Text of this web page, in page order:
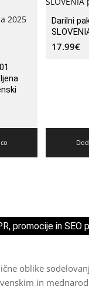
Darilni
17.99€
promocije in SEO
oblike
in